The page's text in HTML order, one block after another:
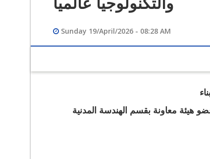
Sunday 19/April/2026 - 08:28 AM
هيئة معاونة بقسم الهندسة المدنية